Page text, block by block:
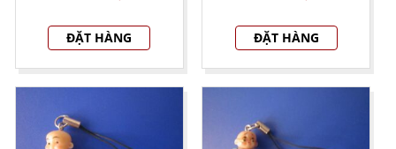
ĐẶT HÀNG ĐẶT HÀNG